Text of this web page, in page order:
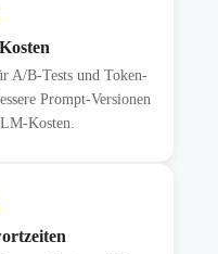
A/B-Tests und Token-
Prompt-Versionen
Kosten.